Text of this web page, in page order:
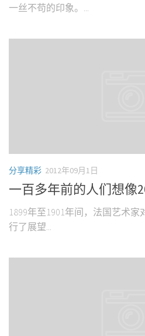
一丝不苟的印象。...
分享精彩 2012年09月1日
一百多年前的人们想像
1899年至1901年间，法国艺术
行了展望...